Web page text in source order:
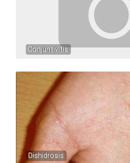
Conjuntivitis
Dishidrosis